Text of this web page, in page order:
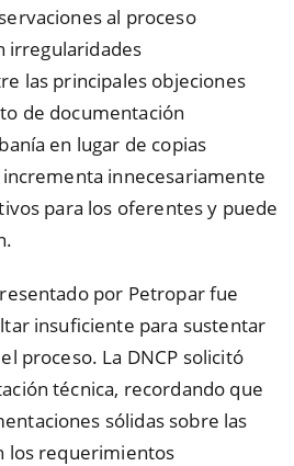
al proceso
irregularidades
las principales objeciones
de documentación
en lugar de copias
innecesariamente
para los oferentes y puede
por Petropar fue
insuficiente para sustentar
proceso. La DNCP solicitó
técnica, recordando que
sólidas sobre las
los requerimientos